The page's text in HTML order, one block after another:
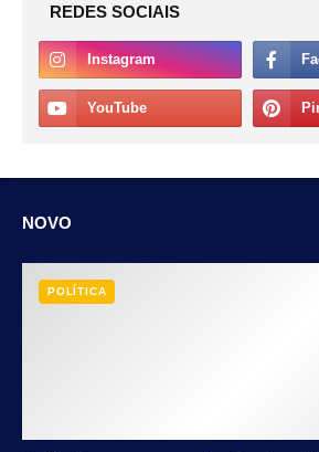
REDES SOCIAIS
NOVO
POLÍTICA